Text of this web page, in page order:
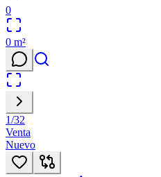
0
0 m²
1/32
Venta
Nuevo